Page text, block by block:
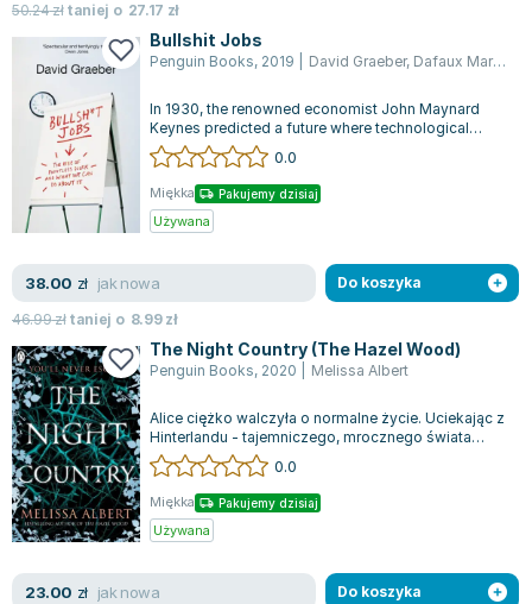
Terry Pratchett
Virginia Woolf
Ajahn Brahm
Lucinda Riley
Jacek Walkiewicz
50.24złtaniej o 27.17 zł
Bullshit Jobs
Penguin Books, 2019 David Graeber, Dafaux Marini
In 1930, the renowned economist John Maynard
Keynes predicted a future where technological
advancements would allow people to work...
0.0
Miękka Pakujemy dzisiaj
Używana
38.00 zł jak nowa
46.99złtaniej o 8.99zł
Do koszyka
The Night Country (The Hazel Wood)
Penguin Books, 2020 Melissa Albert
Alice ciężko walczyła o normalne życie. Uciekając z
Hinterlandu - tajemniczego, mrocznego świata
baśni, w którym przyszła na świat...
0.0
Miękka Pakujemy dzisiaj
Używana
23.00 zł jak nowa Do koszyka